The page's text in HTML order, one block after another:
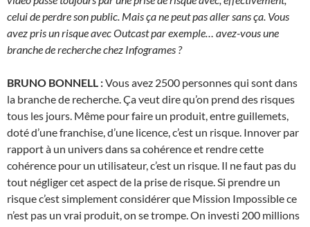
celui de perdre son public. Mais ça ne peut pas aller sans ça. Vous
avez pris un risque avec Outcast par exemple… avez-vous une
branche de recherche chez Infogrames ?
BRUNO BONNELL :Vous avez 2500 personnes qui sont dans
la branche de recherche. Ça veut dire qu’on prend des risques
tous les jours. Même pour faire un produit, entre guillemets,
doté d’une franchise, d’une licence, c’est un risque. Innover par
rapport à un univers dans sa cohérence et rendre cette
cohérence pour un utilisateur, c’est un risque. Il ne faut pas du
tout négliger cet aspect de la prise de risque. Si prendre un
risque c’est simplement considérer que Mission Impossible ce
n’est pas un vrai produit, on se trompe. On investi 200 millions